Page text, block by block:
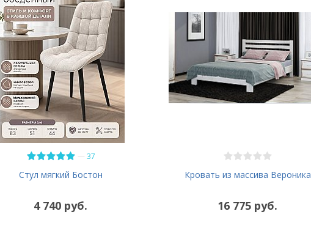
— 37
Стул мягкий Бостон
4 740 руб.
Кровать из массива Вероника
16 775 руб.